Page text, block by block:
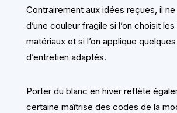
Contrairement aux idées reçues, il ne
d’une couleur fragile si l’on choisit
matériaux et si l’on applique
d’entretien adaptés.
Porter du blanc en hiver reflète
certaine maîtrise des codes de la